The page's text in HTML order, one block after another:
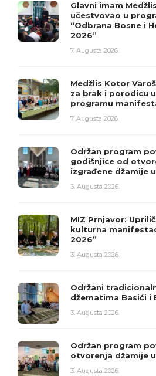
Glavni imam
učestvovao u
“Odbrana Bosne i
2026”
7. Augusta 2026.
Medžlis Kotor
za brak i porodicu
programu
7. Augusta 2026.
Održan program
godišnjice od
izgrađene džamije
3. Augusta 2026.
MIZ Prnjavor:
kulturna
2026”
3. Augusta 2026.
Održani
džematima Basići i
3. Augusta 2026.
Održan program
otvorenja džamije
3. Augusta 2026.